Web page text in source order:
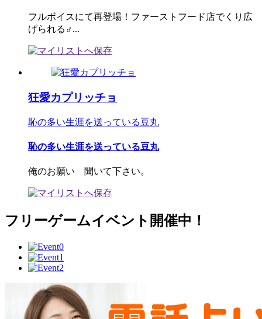
フルボイスにて再登場！ファーストフード店でくり広
げられる♂...
狂愛カプリッチョ
恥の多い生涯を送っている豆丸
恥の多い生涯を送っている豆丸
俺のお願い 聞いて下さい。
フリーゲームイベント開催中！